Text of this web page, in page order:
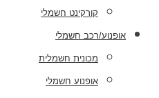
קורקינט חשמלי
אופנוע/רכב חשמלי
מכונית חשמלית
אופנוע חשמלי